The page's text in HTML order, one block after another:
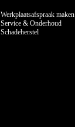
Werkplaatsafspraak maken
Service & Onderhoud
Schadeherstel